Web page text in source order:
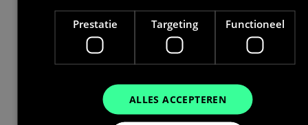
Prestatie Targeting Functioneel
ALLES ACCEPTEREN